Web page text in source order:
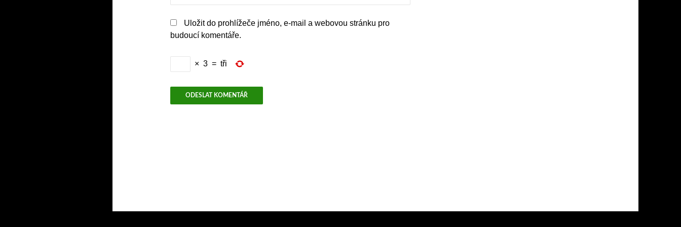
Uložit do prohlížeče jméno, e-mail a webovou stránku pro
budoucí komentáře.
× 3 = tři